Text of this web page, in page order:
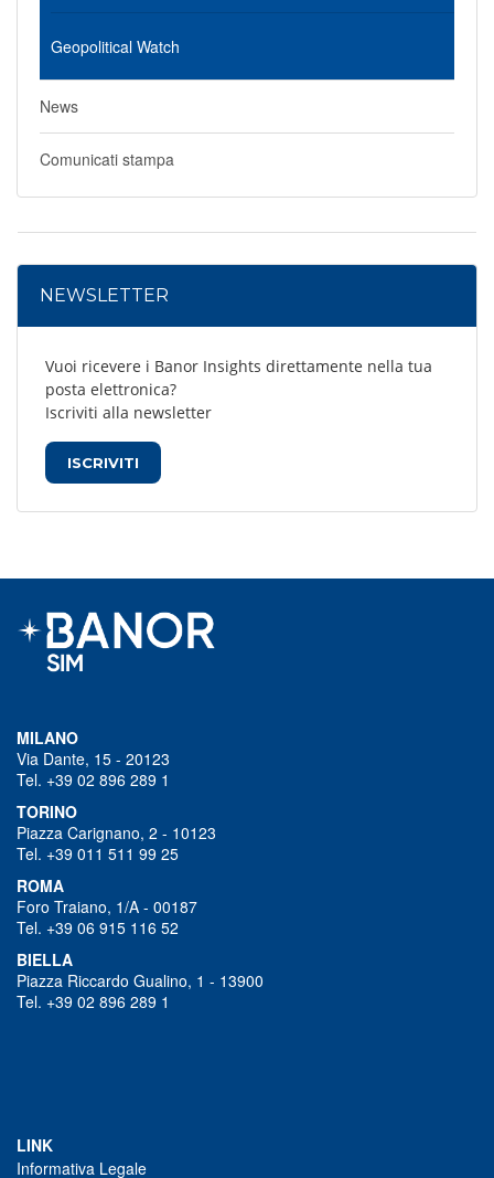
Geopolitical Watch
News
Comunicati stampa
NEWSLETTER
Vuoi ricevere i Banor Insights direttamente nella tua
posta elettronica?
Iscriviti alla newsletter
ISCRIVITI
MILANO
Via Dante, 15 - 20123
Tel. +39 02 896 289 1
TORINO
Piazza Carignano, 2 - 10123
Tel. +39 011 511 99 25
ROMA
Foro Traiano, 1/A - 00187
Tel. +39 06 915 116 52
BIELLA
Piazza Riccardo Gualino, 1 - 13900
Tel. +39 02 896 289 1
LINK
Informativa Legale